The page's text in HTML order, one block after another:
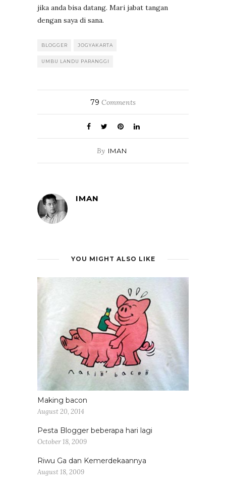
jika anda bisa datang. Mari jabat tangan
dengan saya di sana.
BLOGGER JOGYAKARTA
UMBU LANDU PARANGGI
79 Comments
By IMAN
IMAN
YOU MIGHT ALSO LIKE
Making bacon
August 20, 2014
Pesta Blogger beberapa hari lagi
October 18, 2009
Riwu Ga dan Kemerdekaannya
August 18, 2009